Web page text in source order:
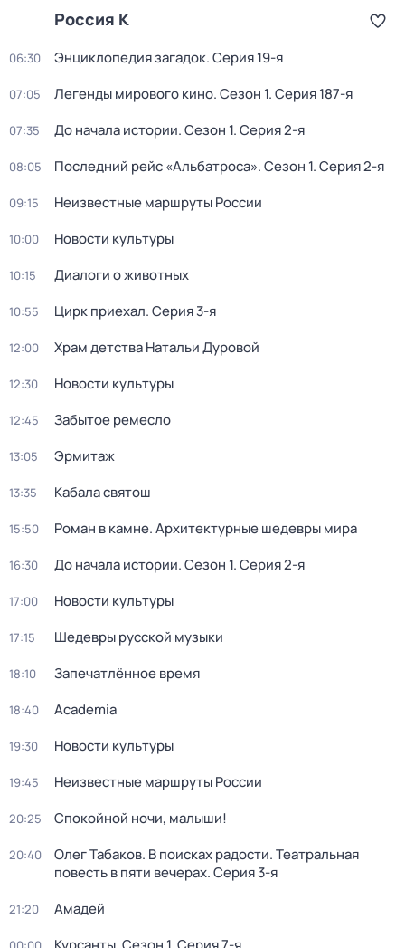
Россия К
06:30 Энциклопедия загадок. Серия 19-я
07:05 Легенды мирового кино. Сезон 1. Серия 187-я
07:35 До начала истории. Сезон 1. Серия 2-я
08:05 Последний рейс «Альбатроса». Сезон 1. Серия 2-я
09:15 Неизвестные маршруты России
10:00 Новости культуры
10:15 Диалоги о животных
10:55 Цирк приехал. Серия 3-я
12:00 Храм детства Натальи Дуровой
12:30 Новости культуры
12:45 Забытое ремесло
13:05 Эрмитаж
13:35 Кабала святош
15:50 Роман в камне. Архитектурные шедевры мира
16:30 До начала истории. Сезон 1. Серия 2-я
17:00 Новости культуры
17:15 Шедевры русской музыки
18:10 Запечатлённое время
18:40 Academia
19:30 Новости культуры
19:45 Неизвестные маршруты России
20:25 Спокойной ночи, малыши!
20:40
Олег Табаков. В поисках радости. Театральная
повесть в пяти вечерах. Серия 3-я
21:20 Амадей